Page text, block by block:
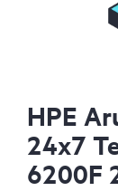
HPE
24x7
6200F